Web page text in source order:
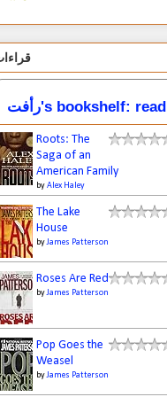
رأفت's bookshelf: read
Roots: The
Saga of an
American Family
byAlex Haley
The Lake
House
byJames Patterson
Roses Are Red
byJames Patterson
Pop Goes the
Weasel
byJames Patterson